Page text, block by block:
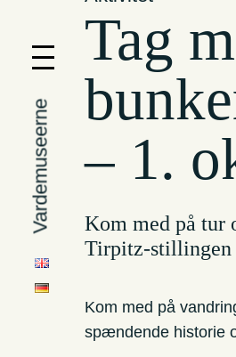
Vardemuseerne
Tag
– 1.
Kom med på tur
Tirpitz-stillingen
Kom med på
spændende historie